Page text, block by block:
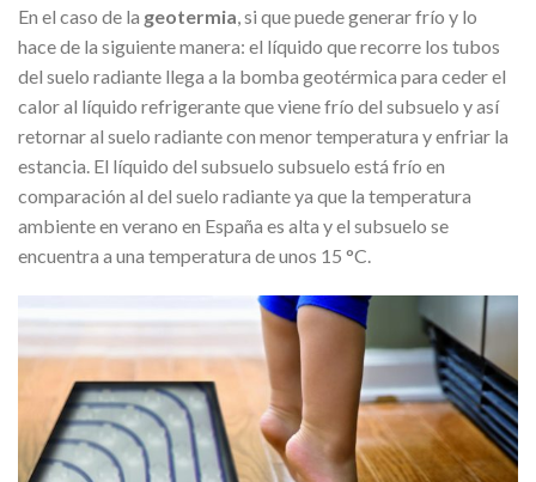
En el caso de la geotermia, si que puede generar frío y lo
hace de la siguiente manera: el líquido que recorre los tubos
del suelo radiante llega a la bomba geotérmica para ceder el
calor al líquido refrigerante que viene frío del subsuelo y así
retornar al suelo radiante con menor temperatura y enfriar la
estancia. El líquido del subsuelo subsuelo está frío en
comparación al del suelo radiante ya que la temperatura
ambiente en verano en España es alta y el subsuelo se
encuentra a una temperatura de unos 15 °C.